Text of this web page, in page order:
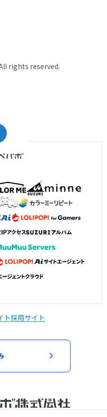
rights reserved.
ト採用サイト